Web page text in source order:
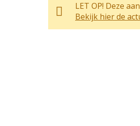
LET OP! Deze
Bekijk hier de